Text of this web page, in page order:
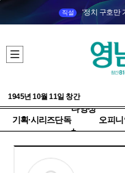
직설 ‘정치 구호만
1945년 10월 11일 창간
기획·시리즈단독
다양성
+
오피